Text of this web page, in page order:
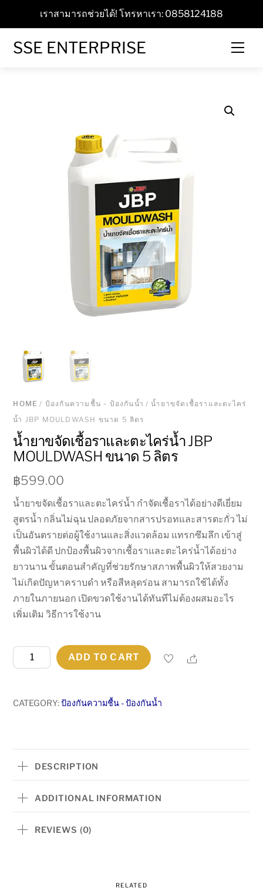
content
เราสามารถช่วยได้! โทรหาเรา: 0858124188
SSE ENTERPRISE
HOME / ป้องกันความชื้น - ป้องกันน้ำ / น้ำยาขจัดเชื้อราและตะไคร่
น้ำ JBP MOULDWASH ขนาด 5 ลิตร
น้ำยาขจัดเชื้อราและตะไคร่น้ำ JBP
MOULDWASH ขนาด 5 ลิตร
฿599.00
น้ำยาขจัดเชื้อราและตะไคร่น้ำ กำจัดเชื้อราได้อย่างดีเยี่ยม
สูตรน้ำ กลิ่นไม่ฉุน ปลอดภัยจากสารปรอทและสารตะกั่ว ไม่
เป็นอันตรายต่อผู้ใช้งานและสิ่งแวดล้อม แทรกซึมลึก เข้าสู่
พื้นผิวได้ดี ปกป้องพื้นผิวจากเชื้อราและตะไคร่น้ำได้อย่าง
ยาวนาน ขั้นตอนสำคัญที่ช่วยรักษาสภาพพื้นผิวให้สวยงาม
ไม่เกิดปัญหาคราบดำ หรือสีหลุดร่อน สามารถใช้ได้ทั้ง
ภายในภายนอก เปิดขวดใช้งานได้ทันทีไม่ต้องผสมอะไร
เพิ่มเติม วิธีการใช้งาน
น้ำยา
ขจัด
รา
JBP
ขนาด
ลิตร
ADD TO CART Share
CATEGORY:ป้องกันความชื้น - ป้องกันน้ำ
DESCRIPTION
ADDITIONAL INFORMATION
REVIEWS (0)
RELATED